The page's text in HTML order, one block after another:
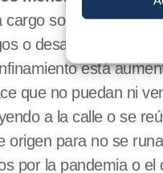
cargo son más
o desalojo les
está
que no puedan ni
a la calle o se
origen para no se
por la pandemia o